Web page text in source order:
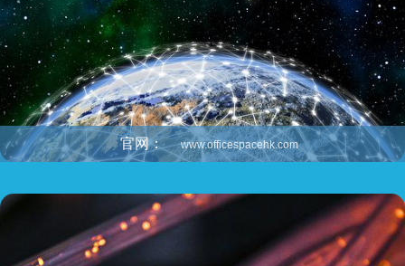
官网： www.officespacehk.com